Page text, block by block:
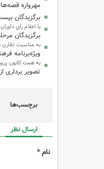
مهرواره
برگزیدگان
با اعلام رای
برگزیدگان
به مناسبت تقارن
ویژه‌برنامه
به همت کانون
تصویر برداری
برچسب‌ها
ارسال نظر
نام *